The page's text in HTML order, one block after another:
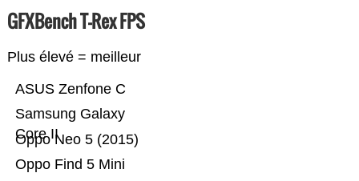
GFXBench T-Rex FPS
Plus élevé = meilleur
Oppo Find 5 Mini
Oppo Neo 5 (2015)
Samsung Galaxy
Core II
ASUS Zenfone C